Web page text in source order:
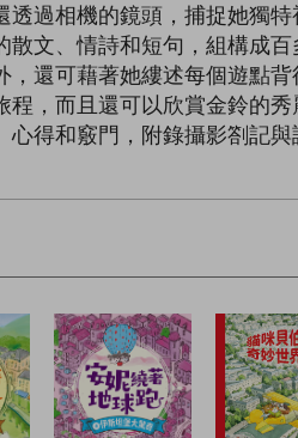
過相機的鏡頭，捕捉她獨
文、情詩和短句，組構成
還可藉著她縷述每個遊點
，而且還可以欣賞金鈴的
得和竅門，附錄攝影劄記